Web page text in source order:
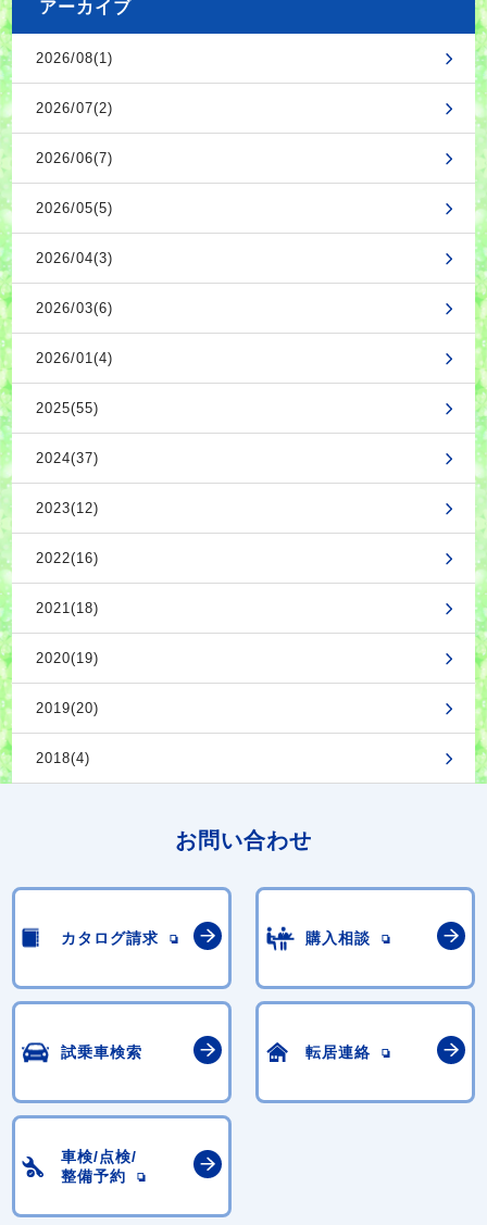
アーカイブ
2026/08(1)
2026/07(2)
2026/06(7)
2026/05(5)
2026/04(3)
2026/03(6)
2026/01(4)
2025(55)
2024(37)
2023(12)
2022(16)
2021(18)
2020(19)
2019(20)
2018(4)
お問い合わせ
カタログ請求 購入相談
試乗車検索 転居連絡
車検/点検/
整備予約